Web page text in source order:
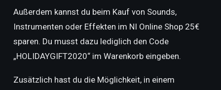
Außerdem kannst du beim Kauf von Sounds,
Instrumenten oder Effekten im NI Online Shop 25€
sparen. Du musst dazu lediglich den Code
„HOLIDAYGIFT2020“ im Warenkorb eingeben.
Zusätzlich hast du die Möglichkeit, in einem